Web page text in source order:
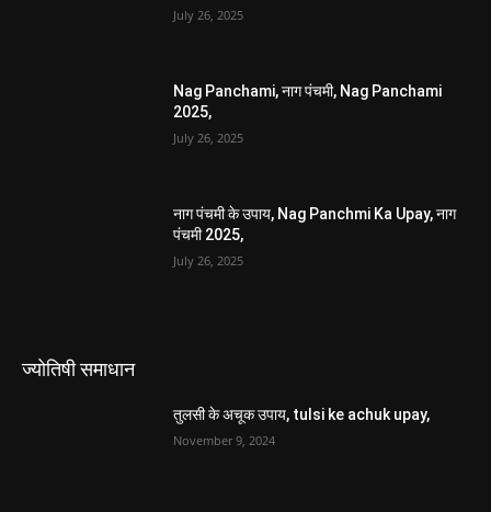
July 26, 2025
Nag Panchami, नाग पंचमी, Nag Panchami
2025,
July 26, 2025
नाग पंचमी के उपाय, Nag Panchmi Ka Upay, नाग
पंचमी 2025,
July 26, 2025
ज्योतिषी समाधान
तुलसी के अचूक उपाय, tulsi ke achuk upay,
November 9, 2024